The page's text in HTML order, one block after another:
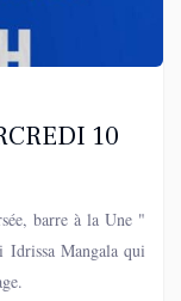
10
barre à la Une "
Mangala qui